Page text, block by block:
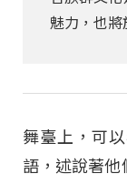
魅力，也將
舞臺上，可
語，述說著他